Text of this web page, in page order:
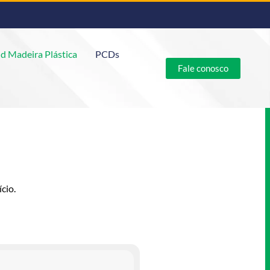
Madeira Plástica PCDs
Fale conosco